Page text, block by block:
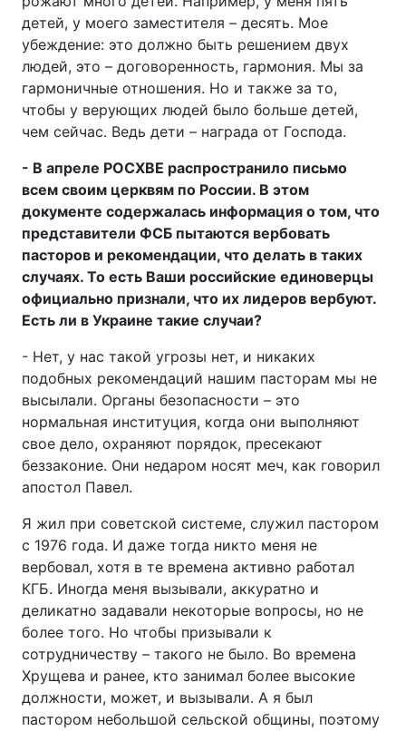
детей, у моего заместителя – десять. Мое
убеждение: это должно быть решением двух
людей, это – договоренность, гармония. Мы за
гармоничные отношения. Но и также за то,
чтобы у верующих людей было больше детей,
чем сейчас. Ведь дети – награда от Господа.
- В апреле РОСХВЕ распространило письмо
всем своим церквям по России. В этом
документе содержалась информация о том, что
представители ФСБ пытаются вербовать
пасторов и рекомендации, что делать в таких
случаях. То есть Ваши российские единоверцы
официально признали, что их лидеров вербуют.
Есть ли в Украине такие случаи?
- Нет, у нас такой угрозы нет, и никаких
подобных рекомендаций нашим пасторам мы не
высылали. Органы безопасности – это
нормальная институция, когда они выполняют
свое дело, охраняют порядок, пресекают
беззаконие. Они недаром носят меч, как говорил
апостол Павел.
Я жил при советской системе, служил пастором
с 1976 года. И даже тогда никто меня не
вербовал, хотя в те времена активно работал
КГБ. Иногда меня вызывали, аккуратно и
деликатно задавали некоторые вопросы, но не
более того. Но чтобы призывали к
сотрудничеству – такого не было. Во времена
Хрущева и ранее, кто занимал более высокие
должности, может, и вызывали. А я был
пастором небольшой сельской общины, поэтому